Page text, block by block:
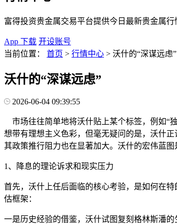
富得投资贵金属交易平台提供今日最新贵金属
App 下载 开设账号
当前位置：
首页 > 行情中心 > 沃什的“深谋远虑”
沃什的“深谋远虑”
2026-06-04 09:39:55
市场往往简单地将沃什贴上某个标签，例如“
想带有理想主义色彩，但毫无疑问的是，沃什
其政策推行阻力也在显著加大。沃什的宏伟蓝
1、降息的理论诉求和现实压力
首先，沃什上任后面临的核心考验，是如何在
估框架：
一是历史经验的借鉴，沃什试图复刻格林斯潘的